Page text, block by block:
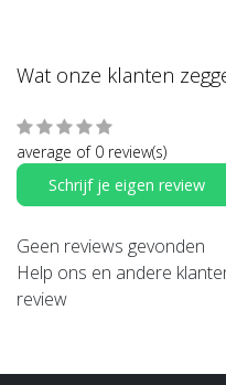
Wat onze klanten
average of 0 review(s)
Schrijf je eigen review
Geen reviews gevonden
Help ons en andere
review